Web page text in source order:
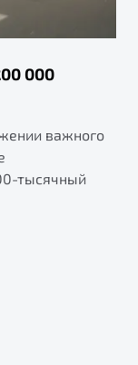
000
важного
тысячный